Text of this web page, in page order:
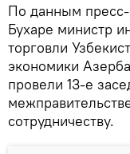
По данным
Бухаре министр
торговли
экономики
провели 13-е
сотрудничеству.